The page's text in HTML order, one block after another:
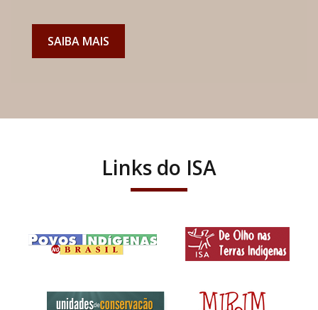
SAIBA MAIS
Links do ISA